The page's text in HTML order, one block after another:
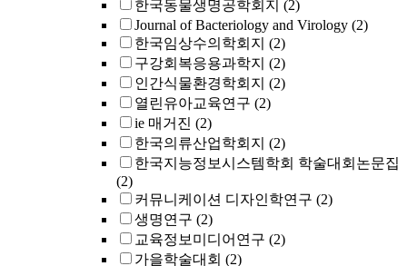
한국동물생명공학회지 (2)
Journal of Bacteriology and Virology (2)
한국임상수의학회지 (2)
구강회복응용과학지 (2)
인간식물환경학회지 (2)
열린유아교육연구 (2)
ie 매거진 (2)
한국의류산업학회지 (2)
한국지능정보시스템학회 학술대회논문집
(2)
커뮤니케이션 디자인학연구 (2)
생명연구 (2)
교육정보미디어연구 (2)
가을학술대회 (2)